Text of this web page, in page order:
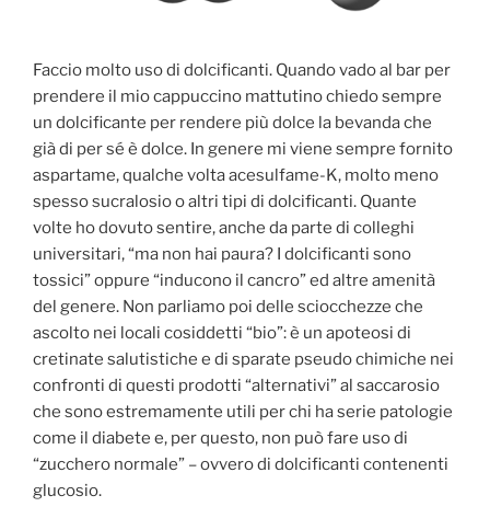
Faccio molto uso di dolcificanti. Quando vado al bar per
prendere il mio cappuccino mattutino chiedo sempre
un dolcificante per rendere più dolce la bevanda che
già di per sé è dolce. In genere mi viene sempre fornito
aspartame, qualche volta acesulfame-K, molto meno
spesso sucralosio o altri tipi di dolcificanti. Quante
volte ho dovuto sentire, anche da parte di colleghi
universitari, “ma non hai paura? I dolcificanti sono
tossici” oppure “inducono il cancro” ed altre amenità
del genere. Non parliamo poi delle sciocchezze che
ascolto nei locali cosiddetti “bio”: è un apoteosi di
cretinate salutistiche e di sparate pseudo chimiche nei
confronti di questi prodotti “alternativi” al saccarosio
che sono estremamente utili per chi ha serie patologie
come il diabete e, per questo, non può fare uso di
“zucchero normale” – ovvero di dolcificanti contenenti
glucosio.